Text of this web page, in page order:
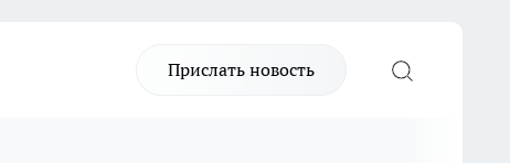
Прислать новость